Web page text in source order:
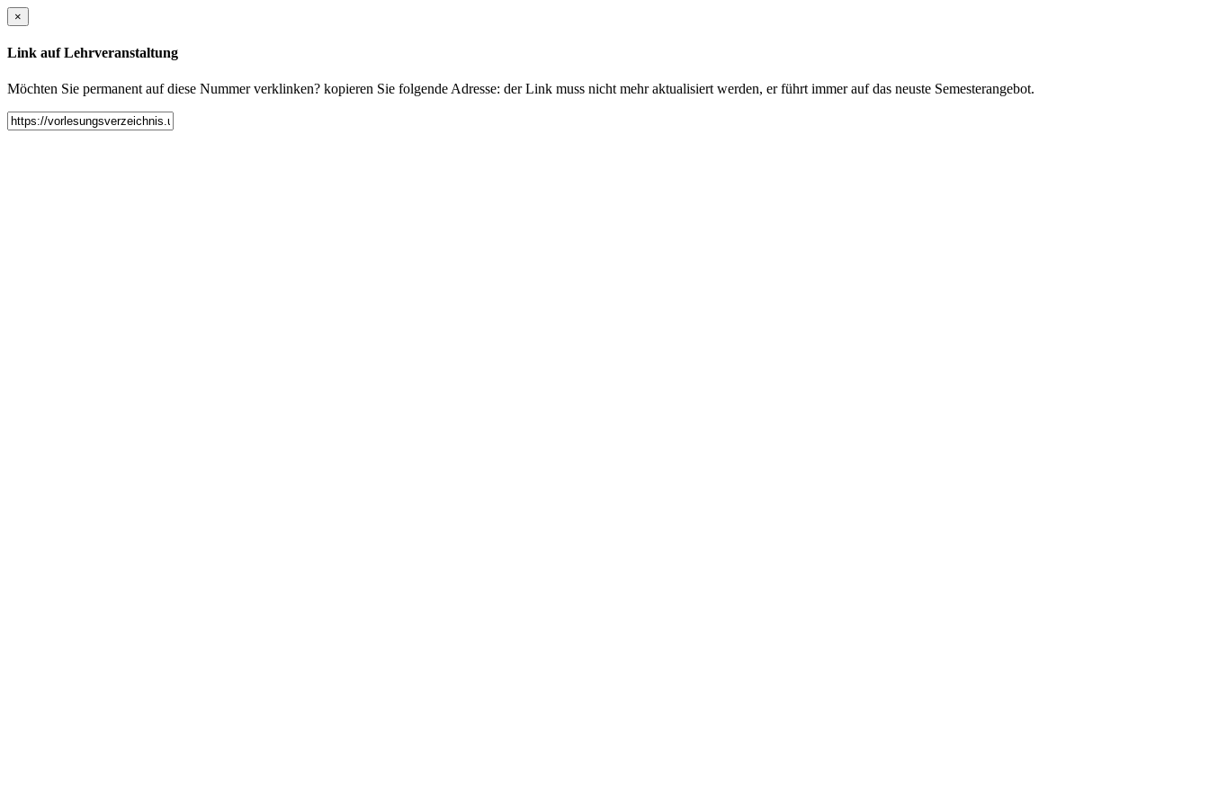
×
Link auf Lehrveranstaltung
Möchten Sie permanent auf diese Nummer verklinken? kopieren Sie folgende Adresse: der Link muss nicht mehr aktualisiert werden, er führt immer auf das neuste Semesterangebot.